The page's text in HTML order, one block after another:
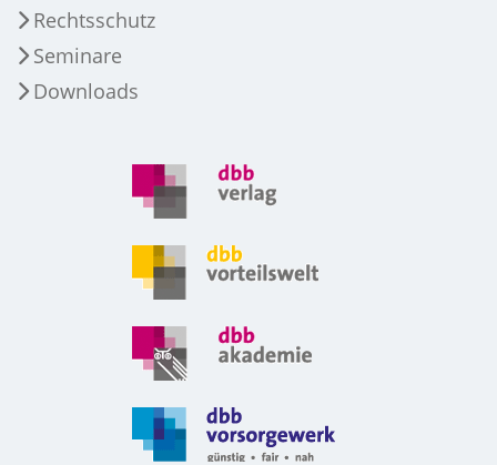
Rechtsschutz
Seminare
Downloads